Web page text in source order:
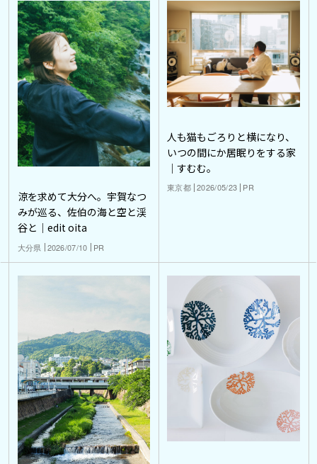
涼を求めて大分へ。宇賀なつ
みが巡る、佐伯の海と空と渓
谷と｜edit oita
大分県 2026/07/10 PR
人も猫もごろりと横になり、
いつの間にか居眠りをする家
｜すむむ。
東京都 2026/05/23 PR